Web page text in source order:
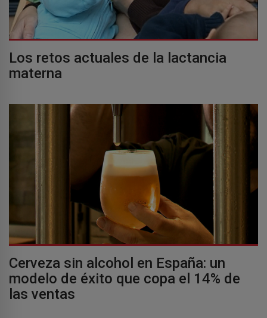
Los retos actuales de la lactancia
materna
Cerveza sin alcohol en España: un
modelo de éxito que copa el 14% de
las ventas